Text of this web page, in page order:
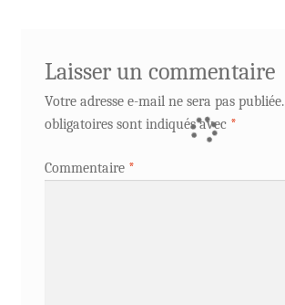
Laisser un commentaire
Votre adresse e-mail ne sera pas publiée.
obligatoires sont indiqués avec *
Commentaire *